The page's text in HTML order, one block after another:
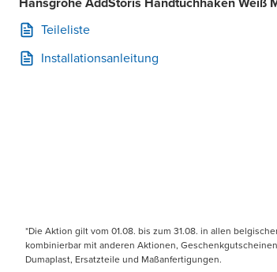
Teileliste
Installationsanleitung
*Die Aktion gilt vom 01.08. bis zum 31.08. in allen
kombinierbar mit anderen Aktionen,
Dumaplast, Ersatzteile und Maßanfertigungen.